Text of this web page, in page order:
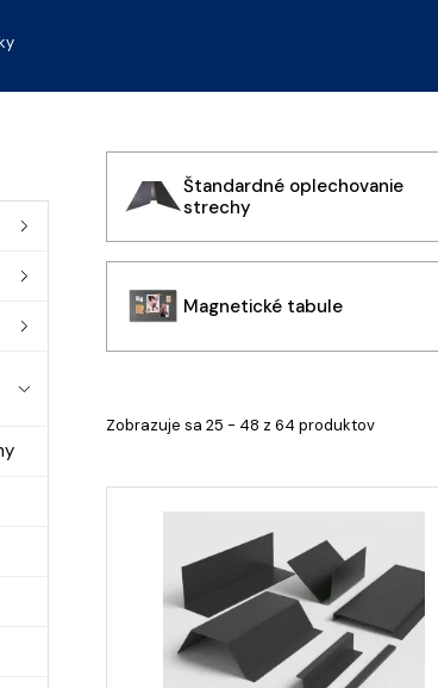
Štandardné oplechovanie
strechy
Magnetické tabule
Zobrazuje sa 25 - 48 z 64 produktov